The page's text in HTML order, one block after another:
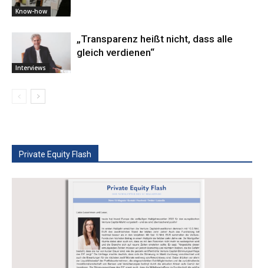
Know-how
Interviews
„Transparenz heißt nicht, dass alle
gleich verdienen“
Private Equity Flash